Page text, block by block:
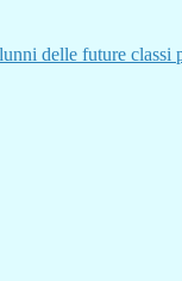
delle future classi